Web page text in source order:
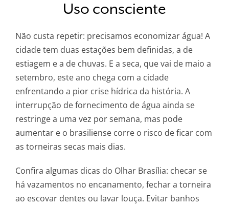
Uso consciente
Não custa repetir: precisamos economizar água! A
cidade tem duas estações bem definidas, a de
estiagem e a de chuvas. E a seca, que vai de maio a
setembro, este ano chega com a cidade
enfrentando a pior crise hídrica da história. A
interrupção de fornecimento de água ainda se
restringe a uma vez por semana, mas pode
aumentar e o brasiliense corre o risco de ficar com
as torneiras secas mais dias.
Confira algumas dicas do Olhar Brasília: checar se
há vazamentos no encanamento, fechar a torneira
ao escovar dentes ou lavar louça. Evitar banhos